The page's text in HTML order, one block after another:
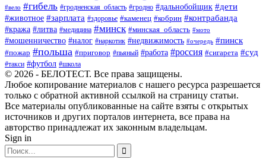
#вело #гибель #гродненская_область #гродно #дальнобойщик #дети
#животное #зарплата #здоровье #каменец #кобрин #контрабанда
#кража #литва #медицина #минск #минская_область #мото
#мошенничество #налог #наркотик #недвижимость #очередь #пинск
#пожар #польша #приговор #пьяный #работа #россия #сигарета #суд
#такси #футбол #школа
© 2026 - БЕЛОТЕСТ. Все права защищены.
Любое копирование материалов с нашего ресурса разрешается
только с обратной активной ссылкой на страницу статьи.
Все материалы опубликованные на сайте взяты с открытых
источников и других порталов интернета, все права на
авторство принадлежат их законным владельцам.
Sign in